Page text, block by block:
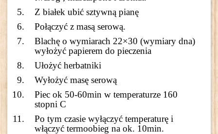
Z białek ubić sztywną pianę
Połączyć z masą serową.
Blachę o wymiarach 22×30 (wymiary dna)
wyłożyć papierem do pieczenia
Ułożyć herbatniki
Wyłożyć masę serową
Piec ok 50-60min w temperaturze 160
stopni C
Po tym czasie wyłączyć temperaturę i
włączyć termoobieg na ok. 10min.